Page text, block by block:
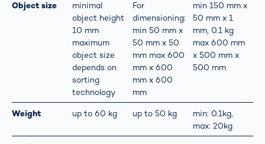
Object size
minimal
object height
10 mm
maximum
object size
depends on
sorting
technology
For
dimensioning:
min 50 mm x
50 mm x 50
mm max 600
mm x 600
mm x 600
mm
min 150 mm x
50 mm x 1
mm, 0.1 kg
max 600 mm
x 500 mm x
500 mm
Weight up to 60 kg up to 50 kg
min: 0.1kg,
max: 20kg